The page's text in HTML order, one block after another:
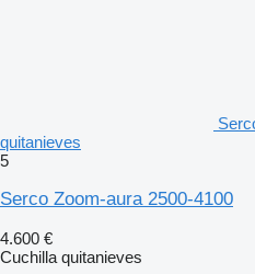
quitanieves
5
Serco Zoom-aura 2500-4100
4.600 €
Cuchilla quitanieves